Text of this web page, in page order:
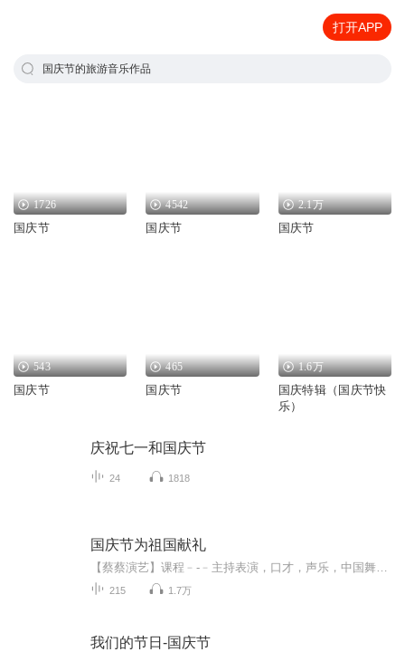
打开APP
国庆节的旅游音乐作品
1726
国庆节
4542
国庆节
2.1万
国庆节
543
国庆节
465
国庆节
1.6万
国庆特辑（国庆节快
乐）
庆祝七一和国庆节
24 1818
国庆节为祖国献礼
215 1.7万
我们的节日-国庆节